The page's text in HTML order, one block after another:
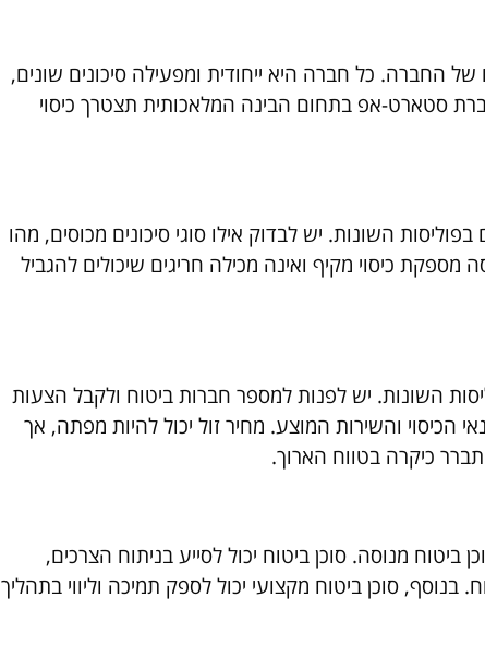
החברה. כל חברה היא ייחודית ומפעילה סיכונים שונים,
סטארט-אפ בתחום הבינה המלאכותית תצטרך כיסוי
השונות. יש לבדוק אילו סוגי סיכונים מכוסים, מהו
כיסוי מקיף ואינה מכילה חריגים שיכולים להגביל
השונות. יש לפנות למספר חברות ביטוח ולקבל הצעות
והשירות המוצע. מחיר זול יכול להיות מפתה, אך
כיקרה בטווח הארוך.
מנוסה. סוכן ביטוח יכול לסייע בניתוח הצרכים,
סוכן ביטוח מקצועי יכול לספק תמיכה וליווי בתהליך